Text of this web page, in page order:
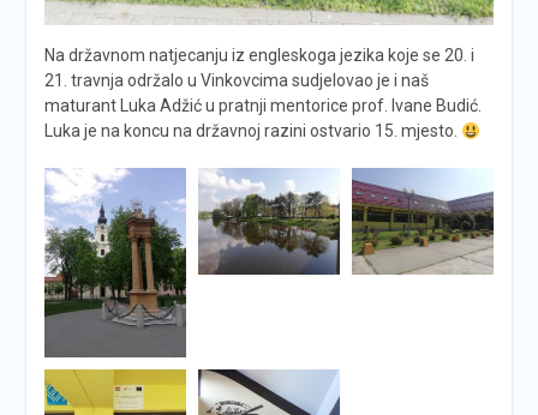
Na državnom natjecanju iz engleskoga jezika koje se 20. i
21. travnja održalo u Vinkovcima sudjelovao je i naš
maturant Luka Adžić u pratnji mentorice prof. Ivane Budić.
Luka je na koncu na državnoj razini ostvario 15. mjesto.